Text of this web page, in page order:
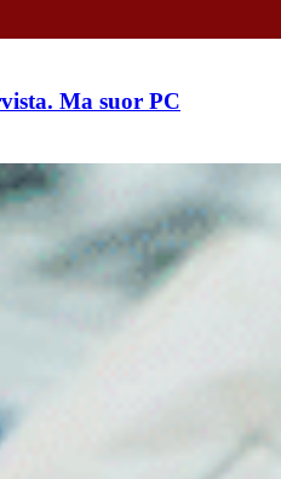
Ma suor PC